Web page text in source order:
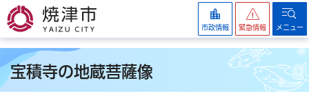
焼津市
市政情報 緊急情報 メニュー
宝積寺の地蔵菩薩像